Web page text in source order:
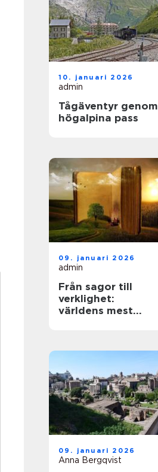
10. januari 2026
admin
Tågäventyr genom
högalpina pass
09. januari 2026
admin
Från sagor till
verklighet:
världens mest
09. januari 2026
Anna Bergqvist